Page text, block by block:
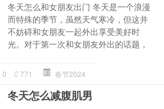
冬天怎么和女朋友出门 冬天是一个浪漫
而特殊的季节，虽然天气寒冷，但这并
不妨碍和女朋友一起外出享受美好时
光。对于第一次和女朋友外出的话题，
0 771 春节2024
冬天怎么减腹肌男